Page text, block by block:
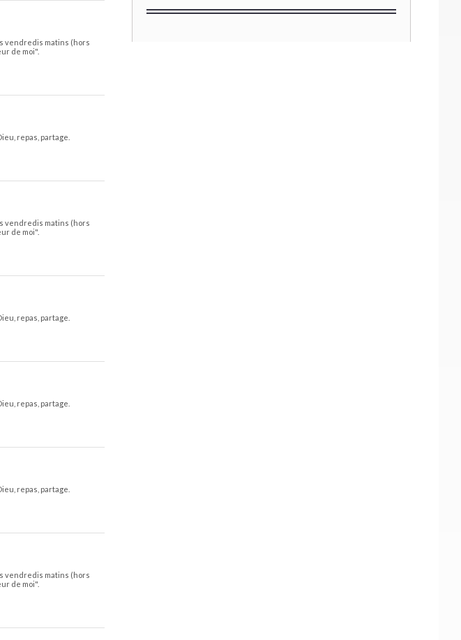
vendredis matins (hors
de moi".
repas, partage.
vendredis matins (hors
de moi".
repas, partage.
repas, partage.
repas, partage.
vendredis matins (hors
de moi".